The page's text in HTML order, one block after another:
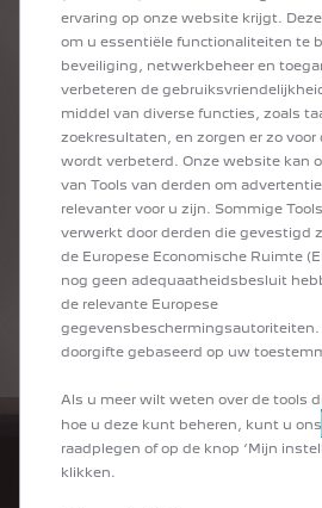
“Zoning”, waarmee volledige
mogelijk is, zodat elke inzittende in
omgeving zit zonder iemand anders
ONTDEK ONZE CONCEPT
SPORTIEVE,
ervaring op onze website krijgt.
om u essentiële functionaliteiten te
beveiliging, netwerkbeheer en
verbeteren de
middel van diverse functies, zoals
zoekresultaten, en zorgen er zo voor
wordt verbeterd. Onze website kan
van Tools van derden om
relevanter voor u zijn. Sommige
verwerkt door derden die gevestigd
de Europese Economische Ruimte
nog geen adequaatheidsbesluit
de relevante Europese
gegevensbeschermingsautoriteiten.
doorgifte gebaseerd op uw
Als u meer wilt weten over de tools
hoe u deze kunt beheren, kunt u ons
raadplegen of op de knop ‘Mijn
klikken.